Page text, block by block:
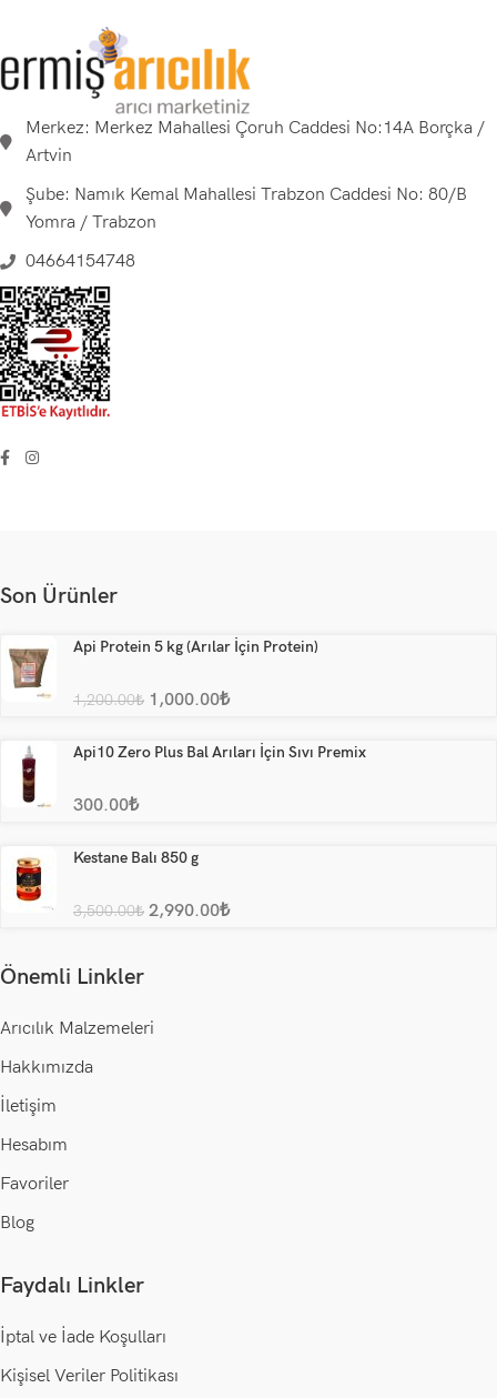
Merkez: Merkez Mahallesi Çoruh Caddesi No:14A Borçka /
Artvin
Şube: Namık Kemal Mahallesi Trabzon Caddesi No: 80/B
Yomra / Trabzon
04664154748
Son Ürünler
Api Protein 5 kg (Arılar İçin Protein)
1,200.00₺ 1,000.00₺
Api10 Zero Plus Bal Arıları İçin Sıvı Premix
300.00₺
Kestane Balı 850 g
3,500.00₺ 2,990.00₺
Önemli Linkler
Arıcılık Malzemeleri
Hakkımızda
İletişim
Hesabım
Favoriler
Blog
Faydalı Linkler
İptal ve İade Koşulları
Kişisel Veriler Politikası